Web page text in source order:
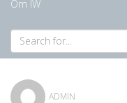
Om IW
ADMIN